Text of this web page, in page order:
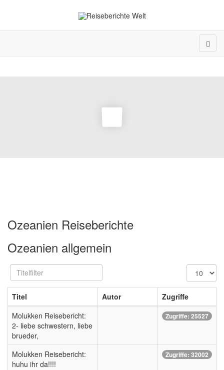
Ozeanien Reiseberichte
Ozeanien allgemein
Titelfilter
Anzeige
#
Titel
Autor
Zugriffe
Molukken Reisebericht:
2- liebe schwestern, liebe
brueder,
Zugriffe: 25527
Molukken Reisebericht:
huhu ihr da!!!!
Zugriffe: 32002